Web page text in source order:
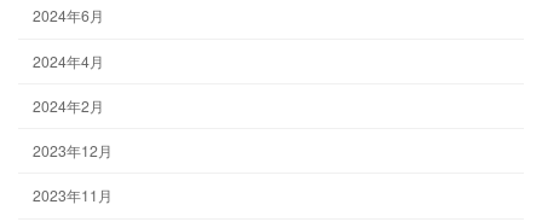
2024年6月
2024年4月
2024年2月
2023年12月
2023年11月